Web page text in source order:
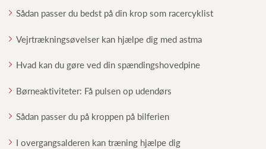
Sådan passer du bedst på din krop som racercyklist
Vejrtrækningsøvelser kan hjælpe dig med astma
Hvad kan du gøre ved din spændingshovedpine
Børneaktiviteter: Få pulsen op udendørs
Sådan passer du på kroppen på bilferien
I overgangsalderen kan træning hjælpe dig